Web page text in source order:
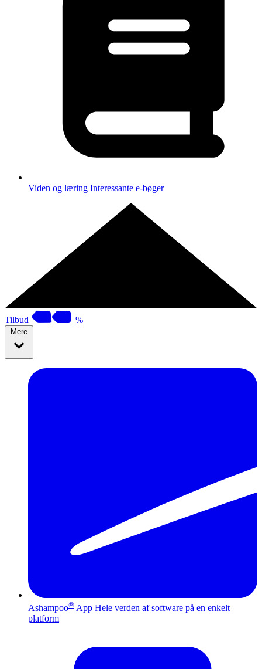
Viden og læring Interessante e-bøger
Tilbud %
Mere
Ashampoo® App Hele verden af software på en enkelt
platform